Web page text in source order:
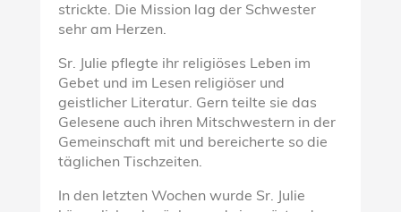
strickte. Die Mission lag der Schwester
sehr am Herzen.
Sr. Julie pflegte ihr religiöses Leben im
Gebet und im Lesen religiöser und
geistlicher Literatur. Gern teilte sie das
Gelesene auch ihren Mitschwestern in der
Gemeinschaft mit und bereicherte so die
täglichen Tischzeiten.
In den letzten Wochen wurde Sr. Julie